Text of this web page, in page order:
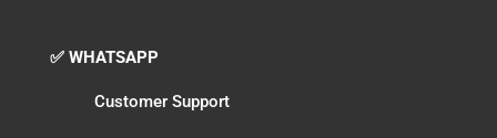
✅ WHATSAPP
Customer Support